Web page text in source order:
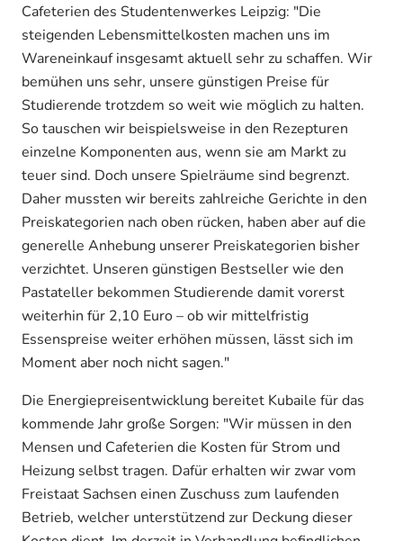
Cafeterien des Studentenwerkes Leipzig: "Die
steigenden Lebensmittelkosten machen uns im
Wareneinkauf insgesamt aktuell sehr zu schaffen. Wir
bemühen uns sehr, unsere günstigen Preise für
Studierende trotzdem so weit wie möglich zu halten.
So tauschen wir beispielsweise in den Rezepturen
einzelne Komponenten aus, wenn sie am Markt zu
teuer sind. Doch unsere Spielräume sind begrenzt.
Daher mussten wir bereits zahlreiche Gerichte in den
Preiskategorien nach oben rücken, haben aber auf die
generelle Anhebung unserer Preiskategorien bisher
verzichtet. Unseren günstigen Bestseller wie den
Pastateller bekommen Studierende damit vorerst
weiterhin für 2,10 Euro – ob wir mittelfristig
Essenspreise weiter erhöhen müssen, lässt sich im
Moment aber noch nicht sagen."
Die Energiepreisentwicklung bereitet Kubaile für das
kommende Jahr große Sorgen: "Wir müssen in den
Mensen und Cafeterien die Kosten für Strom und
Heizung selbst tragen. Dafür erhalten wir zwar vom
Freistaat Sachsen einen Zuschuss zum laufenden
Betrieb, welcher unterstützend zur Deckung dieser